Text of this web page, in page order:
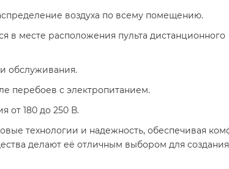
воздуха по всему помещению.​
в месте расположения пульта дистанционного
обслуживания.​
перебоев с электропитанием.​
от 180 до 250 В.
технологии и надежность, обеспечивая
делают её отличным выбором для